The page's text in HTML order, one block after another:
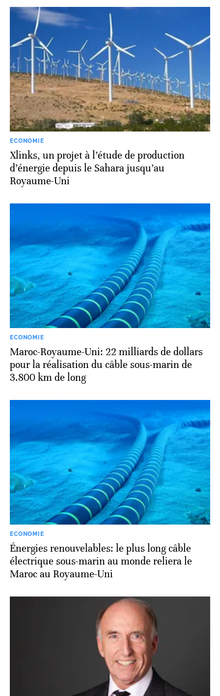
ECONOMIE
Xlinks, un projet à l’étude de production
d’énergie depuis le Sahara jusqu’au
Royaume-Uni
ECONOMIE
Maroc-Royaume-Uni: 22 milliards de dollars
pour la réalisation du câble sous-marin de
3.800 km de long
ECONOMIE
Énergies renouvelables: le plus long câble
électrique sous-marin au monde reliera le
Maroc au Royaume-Uni